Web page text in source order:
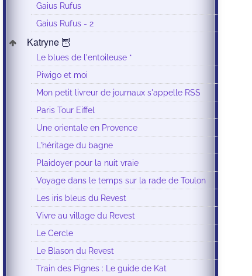
Gaius Rufus
Gaius Rufus - 2
Katryne 🦉
Le blues de l'entoileuse *
Piwigo et moi
Mon petit livreur de journaux s'appelle RSS
Paris Tour Eiffel
Une orientale en Provence
L'héritage du bagne
Plaidoyer pour la nuit vraie
Voyage dans le temps sur la rade de Toulon
Les iris bleus du Revest
Vivre au village du Revest
Le Cercle
Le Blason du Revest
Train des Pignes : Le guide de Kat